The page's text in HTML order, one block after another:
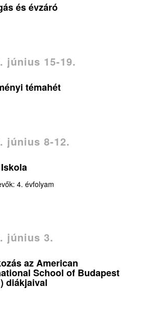
és évzáró
június 15-19.
témahét
június 8-12.
4. évfolyam
június 3.
az American
School of Budapest
diákjaival